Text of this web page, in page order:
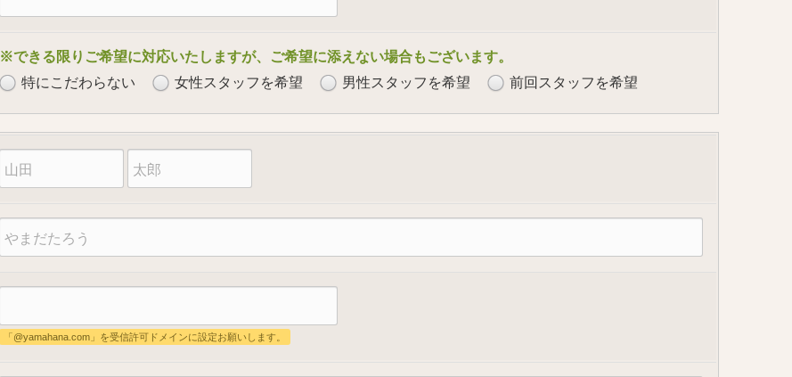
※できる限りご希望に対応いたしますが、ご希望に添えない場合もございます。
特にこだわらない
女性スタッフを希望 男性スタッフを希望 前回スタッフを希望
字
前
「@yamahana.com」を受信許可ドメインに設定お願いします。